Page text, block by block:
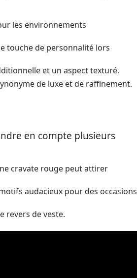
les environnements
touche de personnalité lors
et un aspect texturé.
de luxe et de raffinement.
en compte plusieurs
cravate rouge peut attirer
audacieux pour des occasions
revers de veste.